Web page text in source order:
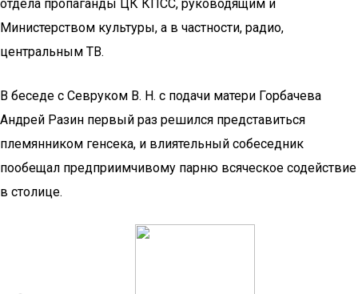
отдела пропаганды ЦК КПСС, руководящим и
Министерством культуры, а в частности, радио,
центральным ТВ.
В беседе с Севруком В. Н. с подачи матери Горбачева
Андрей Разин первый раз решился представиться
племянником генсека, и влиятельный собеседник
пообещал предприимчивому парню всяческое содействие
в столице.